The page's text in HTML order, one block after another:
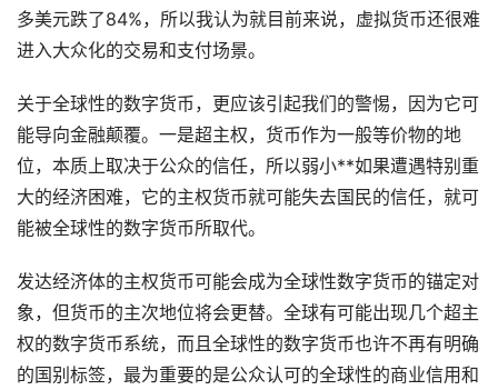
多美元跌了84%，所以我认为就目前来说，虚拟货币还很难
进入大众化的交易和支付场景。
关于全球性的数字货币，更应该引起我们的警惕，因为它可
能导向金融颠覆。一是超主权，货币作为一般等价物的地
位，本质上取决于公众的信任，所以弱小**如果遭遇特别重
大的经济困难，它的主权货币就可能失去国民的信任，就可
能被全球性的数字货币所取代。
发达经济体的主权货币可能会成为全球性数字货币的锚定对
象，但货币的主次地位将会更替。全球有可能出现几个超主
权的数字货币系统，而且全球性的数字货币也许不再有明确
的国别标签，最为重要的是公众认可的全球性的商业信用和